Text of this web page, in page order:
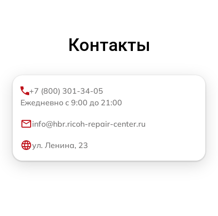
Контакты
+7 (800) 301-34-05
Ежедневно с 9:00 до 21:00
info@hbr.ricoh-repair-center.ru
ул. Ленина, 23